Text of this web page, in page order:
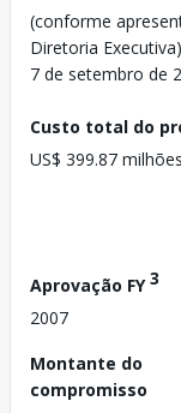
(conforme
Diretoria Executiva)
7 de setembro de
Custo total do
US$ 399.87 milhões
Aprovação FY3
2007
Montante do
compromisso